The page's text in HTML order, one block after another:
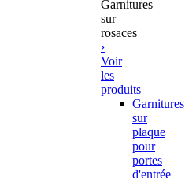
Garnitures
sur
rosaces
›
Voir
les
produits
Garnitures
sur
plaque
pour
portes
d'entrée